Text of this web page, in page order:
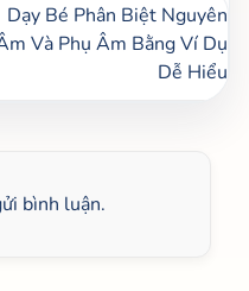
Dạy Bé Phân Biệt Nguyên
Và Phụ Âm Bằng Ví Dụ
Dễ Hiểu
bình luận.